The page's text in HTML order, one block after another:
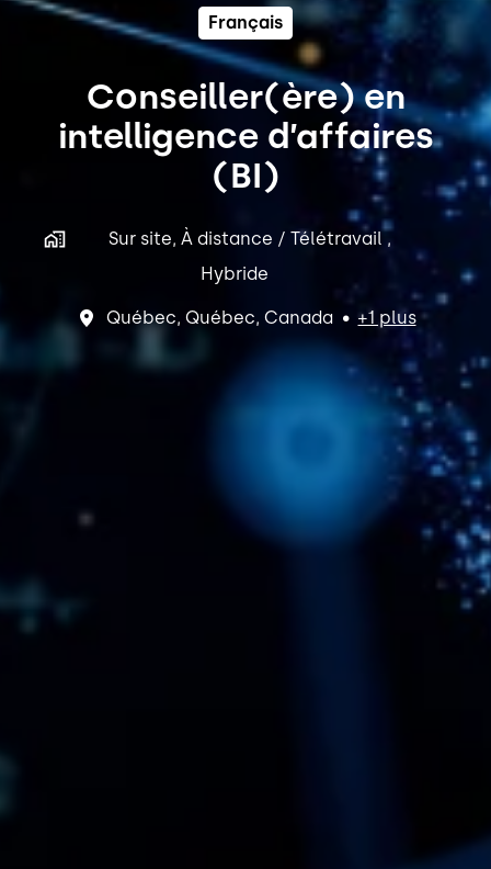
Français
Conseiller(ère) en
intelligence d’affaires
(BI)
Sur site, À distance / Télétravail ,
Hybride
Québec, Québec, Canada • +1 plus